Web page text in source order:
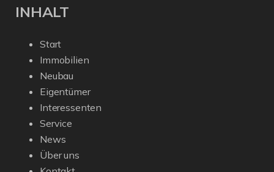
INHALT
Start
Immobilien
Neubau
Eigentümer
Interessenten
Service
News
Über uns